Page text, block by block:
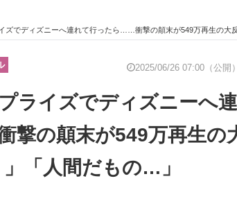
企業向けIT製品の総合サイト IT製品の技術・比
ズでディズニーへ連れて行ったら……衝撃の顛末が549万再生の大反響「
2025/06/26 07:00（公開）
ライズでディズニーへ
の顛末が549万再生の
「人間だもの…」